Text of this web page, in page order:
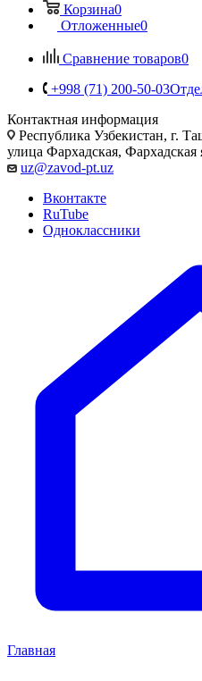
Корзина0
Отложенные0
Сравнение товаров0
+998 (71) 200-50-03
Контактная информация
Республика Узбекистан, г.
улица Фархадская, Фархадская
uz@zavod-pt.uz
Вконтакте
RuTube
Одноклассники
Главная